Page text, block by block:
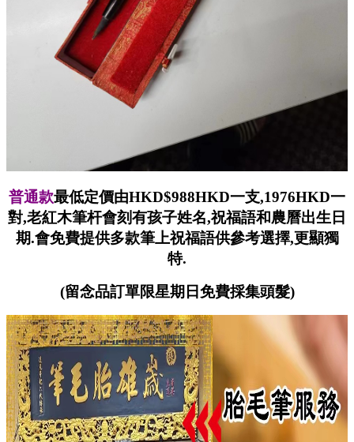
普通款最低定價由HKD$988HKD一支,1976HKD一
對,老紅木筆杆會刻有孩子姓名,祝福語和農曆出生日
期.會免費提供多款筆上祝福語供參考選擇,更顯獨
特.
(留念品訂單限星期日免費採集頭髮)